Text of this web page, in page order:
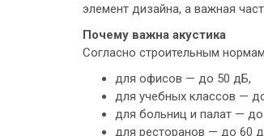
элемент дизайна, а важная
Почему важна акустика
Согласно строительным
для офисов — до 50 дБ,
для учебных классов —
для больниц и палат —
для ресторанов — до 60